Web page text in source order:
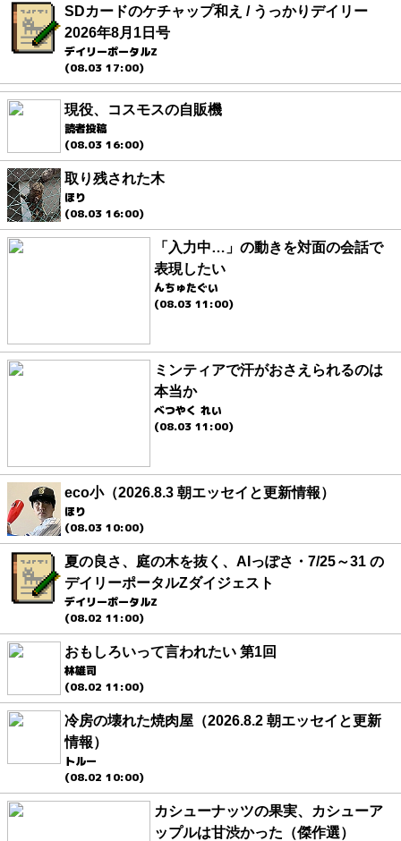
SDカードのケチャップ和え / うっかりデイリー
2026年8月1日号
デイリーポータルZ
(08.03 17:00)
現役、コスモスの自販機
読者投稿
(08.03 16:00)
取り残された木
ほり
(08.03 16:00)
「入力中…」の動きを対面の会話で
表現したい
んちゅたぐい
(08.03 11:00)
ミンティアで汗がおさえられるのは
本当か
べつやく れい
(08.03 11:00)
eco小（2026.8.3 朝エッセイと更新情報）
ほり
(08.03 10:00)
夏の良さ、庭の木を抜く、AIっぽさ・7/25～31 の
デイリーポータルZダイジェスト
デイリーポータルZ
(08.02 11:00)
おもしろいって言われたい 第1回
林雄司
(08.02 11:00)
冷房の壊れた焼肉屋（2026.8.2 朝エッセイと更新
情報）
トルー
(08.02 10:00)
カシューナッツの果実、カシューア
ップルは甘渋かった（傑作選）